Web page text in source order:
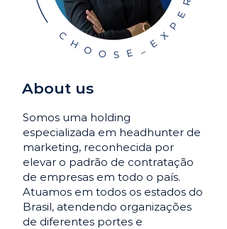
About us
Somos uma holding
especializada em headhunter de
marketing, reconhecida por
elevar o padrão de contratação
de empresas em todo o país.
Atuamos em todos os estados do
Brasil, atendendo organizações
de diferentes portes e